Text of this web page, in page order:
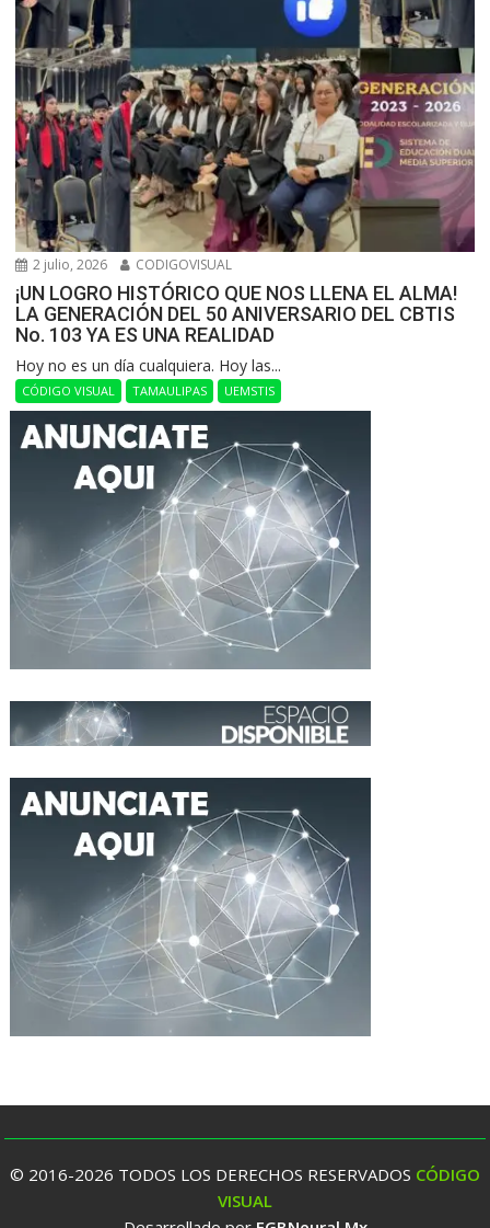
2 julio, 2026 CODIGOVISUAL
¡UN LOGRO HISTÓRICO QUE NOS LLENA EL ALMA!
LA GENERACIÓN DEL 50 ANIVERSARIO DEL CBTIS
No. 103 YA ES UNA REALIDAD
Hoy no es un día cualquiera. Hoy las...
CÓDIGO VISUAL TAMAULIPAS UEMSTIS
© 2016-2026 TODOS LOS DERECHOS RESERVADOS CÓDIGO
VISUAL